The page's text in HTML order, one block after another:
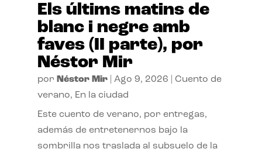
Els últims matins de
blanc i negre amb
faves (II parte), por
Néstor Mir
por Néstor Mir| Ago 9, 2026
Cuento de
verano, En la ciudad
Este cuento de verano, por entregas,
además de entretenernos bajo la
sombrilla nos traslada al subsuelo de la